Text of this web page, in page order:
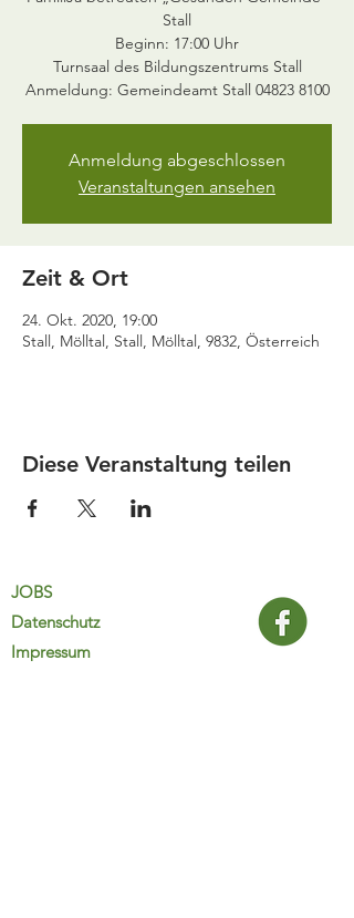
Stall
Beginn: 17:00 Uhr
Turnsaal des Bildungszentrums Stall
Anmeldung: Gemeindeamt Stall 04823 8100
Anmeldung abgeschlossen
Veranstaltungen ansehen
Zeit & Ort
24. Okt. 2020, 19:00
Stall, Mölltal, Stall, Mölltal, 9832, Österreich
Diese Veranstaltung teilen
JOBS
Datenschutz
Impressum